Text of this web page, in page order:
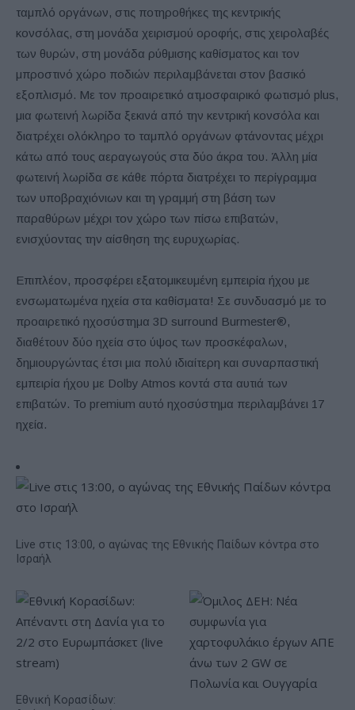
ταμπλό οργάνων, στις ποτηροθήκες της κεντρικής
κονσόλας, στη μονάδα χειρισμού οροφής, στις χειρολαβές
των θυρών, στη μονάδα ρύθμισης καθίσματος και τον
μπροστινό χώρο ποδιών περιλαμβάνεται στον βασικό
εξοπλισμό. Με τον προαιρετικό ατμοσφαιρικό φωτισμό plus,
μια φωτεινή λωρίδα ξεκινά από την κεντρική κονσόλα και
διατρέχει ολόκληρο το ταμπλό οργάνων φτάνοντας μέχρι
κάτω από τους αεραγωγούς στα δύο άκρα του. Άλλη μία
φωτεινή λωρίδα σε κάθε πόρτα διατρέχει το περίγραμμα
των υποβραχιόνιων και τη γραμμή στη βάση των
παραθύρων μέχρι τον χώρο των πίσω επιβατών,
ενισχύοντας την αίσθηση της ευρυχωρίας.
Επιπλέον, προσφέρει εξατομικευμένη εμπειρία ήχου με
ενσωματωμένα ηχεία στα καθίσματα! Σε συνδυασμό με το
προαιρετικό ηχοσύστημα 3D surround Burmester®,
διαθέτουν δύο ηχεία στο ύψος των προσκέφαλων,
δημιουργώντας έτσι μια πολύ ιδιαίτερη και συναρπαστική
εμπειρία ήχου με Dolby Atmos κοντά στα αυτιά των
επιβατών. Το premium αυτό ηχοσύστημα περιλαμβάνει 17
ηχεία.
Live στις 13:00, ο αγώνας της Εθνικής Παίδων κόντρα στο
Ισραήλ
Εθνική Κορασίδων: